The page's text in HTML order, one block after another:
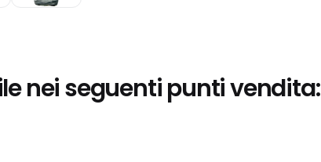
nei seguenti punti vendita: